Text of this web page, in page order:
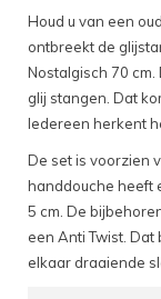
Houd u van een
ontbreekt de
Nostalgisch 70
glij stangen. Dat
Iedereen herkent
De set is voorzien
handdouche heeft
5 cm. De
een Anti Twist.
elkaar draaiende